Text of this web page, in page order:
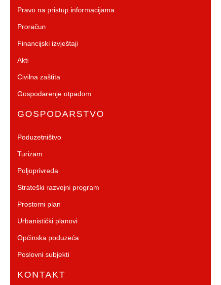
Pravo na pristup informacijama
Proračun
Financijski izvještaji
Akti
Civilna zaštita
Gospodarenje otpadom
GOSPODARSTVO
Poduzetništvo
Turizam
Poljoprivreda
Strateški razvojni program
Prostorni plan
Urbanistički planovi
Općinska poduzeća
Poslovni subjekti
KONTAKT